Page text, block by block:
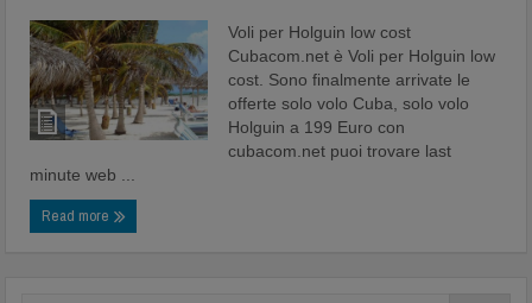
Voli per Holguin low cost
Cubacom.net è Voli per Holguin low
cost. Sono finalmente arrivate le
offerte solo volo Cuba, solo volo
Holguin a 199 Euro con
cubacom.net puoi trovare last
minute web ...
Read more